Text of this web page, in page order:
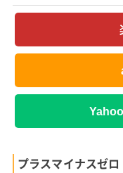
プラスマイナスゼ